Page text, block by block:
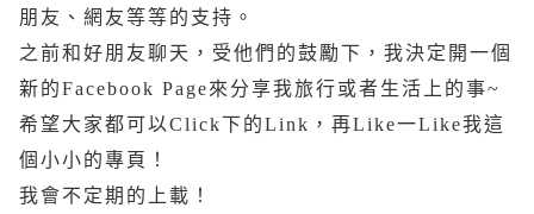
朋友、網友等等的支持。
之前和好朋友聊天，受他們的鼓勵下，我決定開一個
新的Facebook Page來分享我旅行或者生活上的事~
希望大家都可以Click下的Link，再Like一Like我這
個小小的專頁！
我會不定期的上載！